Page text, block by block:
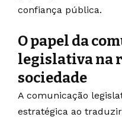
confiança pública.
O papel da
legislativa na
sociedade
A comunicação
estratégica ao